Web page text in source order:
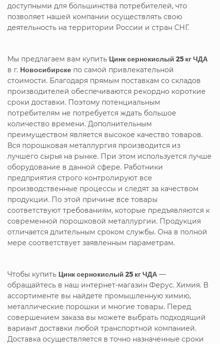
доступными для большинства потребителей, что
позволяет нашей компании осуществлять свою
деятельность на территории России и стран СНГ.
Мы предлагаем вам купить Цинк сернокислый 25 кг ЧДА
в г. Новосибирске по самой привлекательной
стоимости. Благодаря прямым поставкам со складов
производителей обеспечиваются рекордно короткие
сроки доставки. Поэтому потенциальным
потребителям не потребуется ждать большое
количество времени. Дополнительным
преимуществом является высокое качество товаров.
Вся порошковая металлургия производится из
лучшего сырья на рынке. При этом используется лучше
оборудование в данной сфере. Работники
предприятия строго контролируют все
производственные процессы и следят за качеством
продукции. По этой причине все товары
соответствуют требованиям, которые предъявляются к
современной порошковой металлургии. Продукция
отличается длительным сроком службы. Она в полной
мере соответствует заявленным параметрам.
Чтобы купить Цинк сернокислый 25 кг ЧДА —
обращайтесь в наш интернет-магазин Ферус. Химия. В
ассортименте вы найдете промышленную химию,
металлические порошки и многие товары. Перед
совершением заказа вы можете выбрать подходящий
вариант доставки любой транспортной компанией.
Доставка осуществляется в точно назначенные сроки